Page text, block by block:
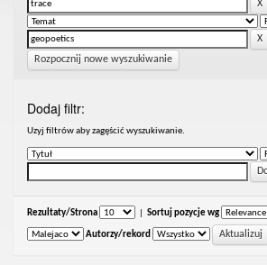
Rozpocznij nowe wyszukiwanie
Dodaj filtr:
Uzyj filtrów aby zagęścić wyszukiwanie.
Rezultaty/Strona Sortuj pozycje wg
Autorzy/rekord